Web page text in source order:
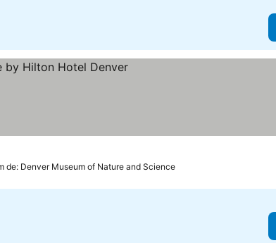
de: Denver Museum of Nature and Science